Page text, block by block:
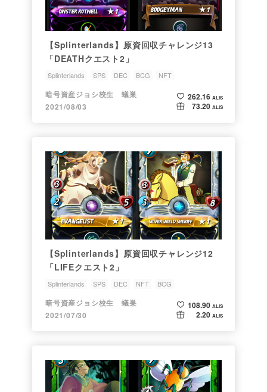
【Splinterlands】原資回収チャレンジ13
「DEATHクエスト2」
Splinterlands SPS DEC BCG NFT
暗号資産ジョシ校生 蟻巣
2021/08/03
262.16 ALIS
73.20 ALIS
【Splinterlands】原資回収チャレンジ12
「LIFEクエスト2」
Splinterlands SPS DEC NFT BCG
暗号資産ジョシ校生 蟻巣
2021/07/30
108.90 ALIS
2.20 ALIS